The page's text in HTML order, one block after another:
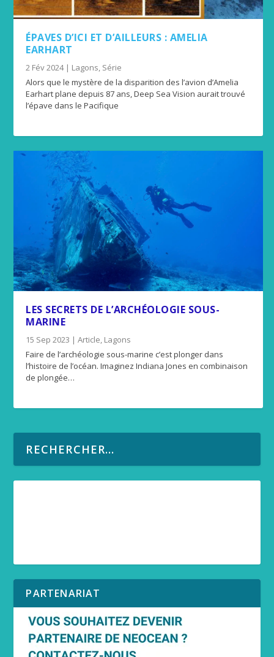
MARINE
ÉPAVES D’ICI ET D’AILLEURS : AMELIA
EARHART
2 Fév 2024| Lagons, Série
Alors que le mystère de la disparition des l’avion d’Amelia
Earhart plane depuis 87 ans, Deep Sea Vision aurait trouvé
l’épave dans le Pacifique
LES SECRETS DE L’ARCHÉOLOGIE SOUS-
MARINE
15 Sep 2023 |Article, Lagons
Faire de l’archéologie sous-marine c’est plonger dans
l’histoire de l’océan. Imaginez Indiana Jones en combinaison
de plongée…
PARTENARIAT